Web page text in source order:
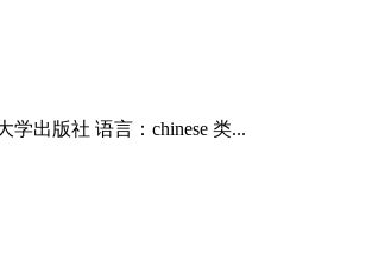
出版社 语言：chinese 类...